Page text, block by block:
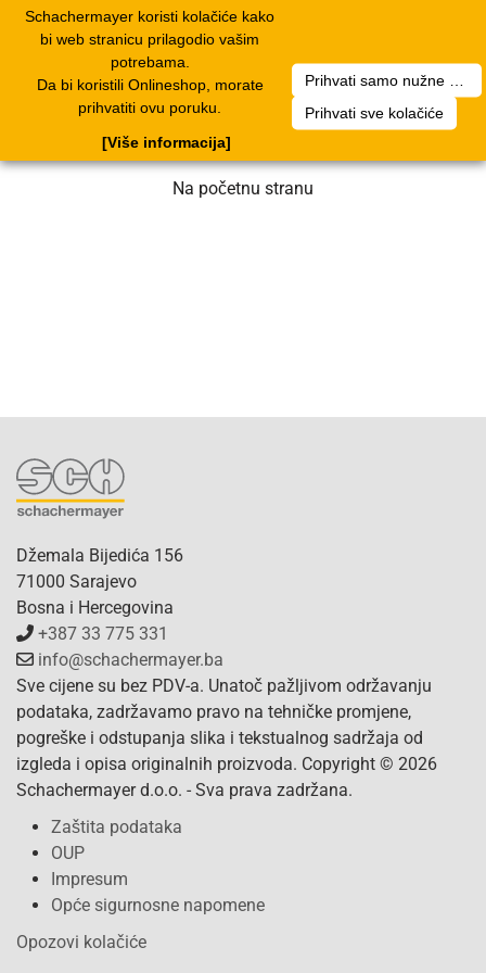
Schachermayer koristi kolačiće kako
bi web stranicu prilagodio vašim
potrebama.
Da bi koristili Onlineshop, morate
prihvatiti ovu poruku.
Prihvati sve kolačiće
[Više informacija]
Nažalost, došlo je do greške. Naš tim
radi na rješenju. Molimo za strpljenje.
Na početnu stranu
Džemala Bijedića 156
71000 Sarajevo
Bosna i Hercegovina
+387 33 775 331
info@schachermayer.ba
Sve cijene su bez PDV-a. Unatoč pažljivom održavanju
podataka, zadržavamo pravo na tehničke promjene,
pogreške i odstupanja slika i tekstualnog sadržaja od
izgleda i opisa originalnih proizvoda. Copyright © 2026
Schachermayer d.o.o. - Sva prava zadržana.
Zaštita podataka
OUP
Impresum
Opće sigurnosne napomene
Opozovi kolačiće